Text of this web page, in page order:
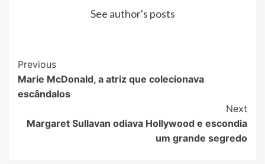
See author's posts
Post
Navigation
Previous
Marie McDonald, a atriz que colecionava
escândalos
Next
Margaret Sullavan odiava Hollywood e escondia
um grande segredo